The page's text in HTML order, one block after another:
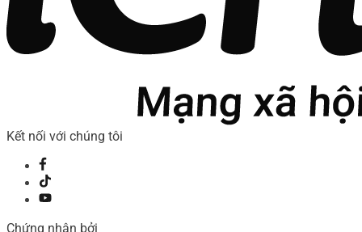
Kết nối với chúng tôi
Chứng nhận bởi